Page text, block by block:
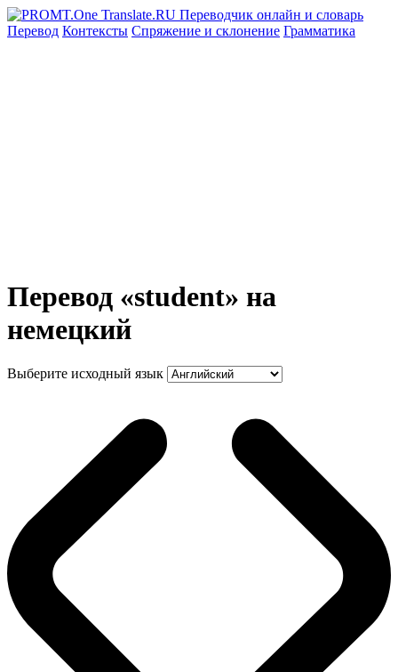
Перевод Контексты Спряжение и склонение Грамматика
Перевод «student» на
немецкий
Выберите исходный язык